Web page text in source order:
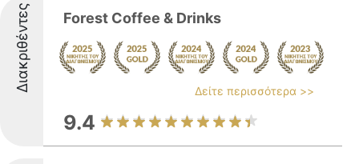
Διακριθέντες Forest Coffee & Drinks
Δείτε περισσότερα >>
9.4